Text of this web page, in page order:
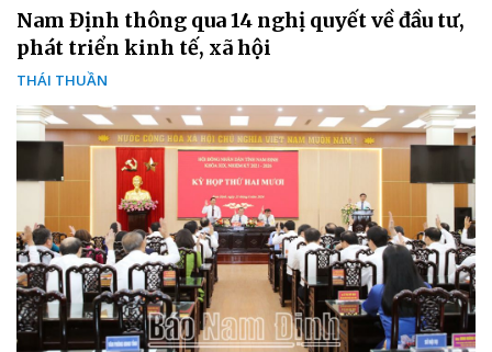
Nam Định thông qua 14 nghị quyết về đầu tư,
phát triển kinh tế, xã hội
THÁI THUẦN